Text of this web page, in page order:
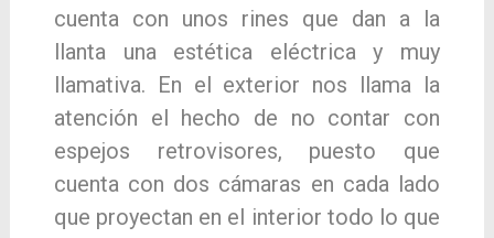
cuenta con unos rines que dan a la
llanta una estética eléctrica y muy
llamativa. En el exterior nos llama la
atención el hecho de no contar con
espejos retrovisores, puesto que
cuenta con dos cámaras en cada lado
que proyectan en el interior todo lo que